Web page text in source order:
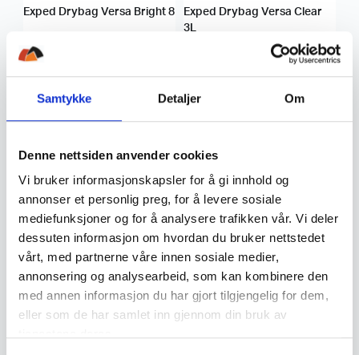
Samtykke Detaljer Om
Denne nettsiden anvender cookies
Vi bruker informasjonskapsler for å gi innhold og
annonser et personlig preg, for å levere sosiale
mediefunksjoner og for å analysere trafikken vår. Vi deler
dessuten informasjon om hvordan du bruker nettstedet
vårt, med partnerne våre innen sosiale medier,
annonsering og analysearbeid, som kan kombinere den
med annen informasjon du har gjort tilgjengelig for dem,
eller som de har samlet inn gjennom din bruk av
Exped Drybag Versa Bright 8
Exped Drybag Versa Clear
3L
Exped
Exped Drybag Versa Clear
5L
Exped
Exped Drybag Versa Clear
8L
280